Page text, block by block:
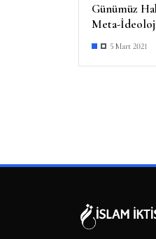
Günümüz
Meta-
5 Mart 2021